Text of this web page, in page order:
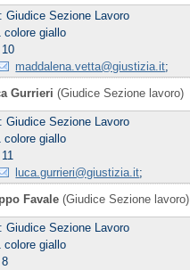
Giudice Sezione Lavoro
colore giallo
maddalena.vetta@giustizia.it;
Gurrieri (Giudice Sezione lavoro)
Giudice Sezione Lavoro
colore giallo
luca.gurrieri@giustizia.it;
Favale(Giudice Sezione lavoro)
Giudice Sezione Lavoro
colore giallo